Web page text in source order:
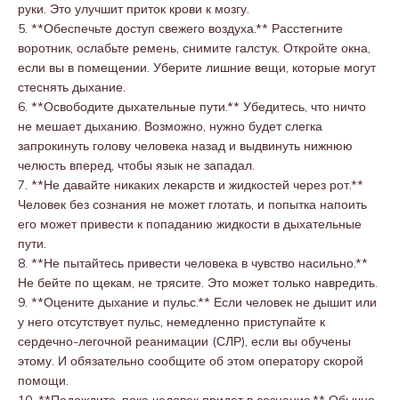
руки. Это улучшит приток крови к мозгу.
5. **Обеспечьте доступ свежего воздуха.** Расстегните
воротник, ослабьте ремень, снимите галстук. Откройте окна,
если вы в помещении. Уберите лишние вещи, которые могут
стеснять дыхание.
6. **Освободите дыхательные пути.** Убедитесь, что ничто
не мешает дыханию. Возможно, нужно будет слегка
запрокинуть голову человека назад и выдвинуть нижнюю
челюсть вперед, чтобы язык не западал.
7. **Не давайте никаких лекарств и жидкостей через рот.**
Человек без сознания не может глотать, и попытка напоить
его может привести к попаданию жидкости в дыхательные
пути.
8. **Не пытайтесь привести человека в чувство насильно.**
Не бейте по щекам, не трясите. Это может только навредить.
9. **Оцените дыхание и пульс.** Если человек не дышит или
у него отсутствует пульс, немедленно приступайте к
сердечно-легочной реанимации (СЛР), если вы обучены
этому. И обязательно сообщите об этом оператору скорой
помощи.